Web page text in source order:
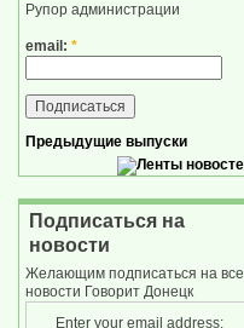
Рупор администрации
email: *
Предыдущие выпуски
Подписаться на
новости
Желающим подписаться на все
новости Говорит Донецк
Enter your email address: